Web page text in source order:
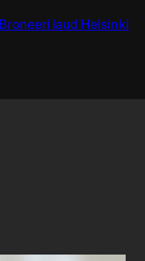
Broneeri laud Helsinki